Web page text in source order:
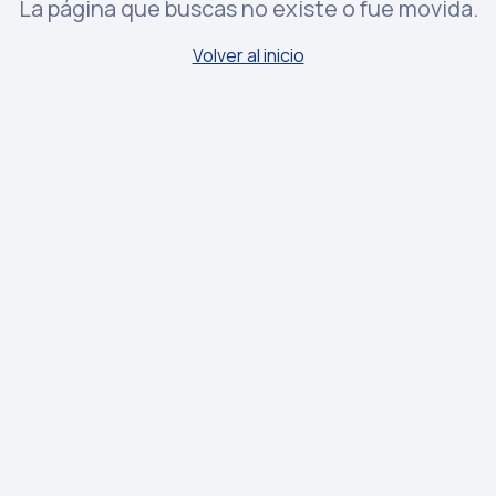
La página que buscas no existe o fue movida.
Volver al inicio